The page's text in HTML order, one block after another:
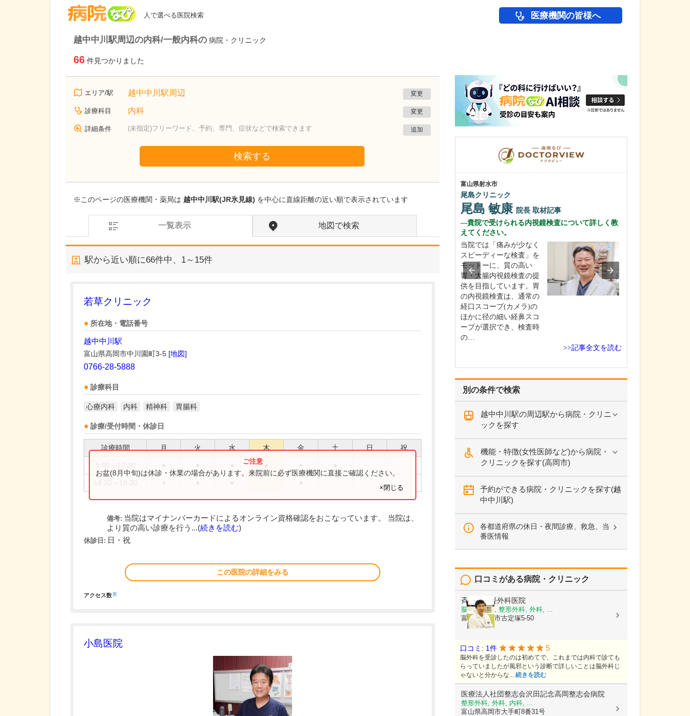
人で選べる医院検索 医療機関の皆様へ
越中中川駅周辺の内科/一般内科の 病院・クリニック
66 件見つかりました
エリア/駅 越中中川駅周辺 変更
診療科目 内科 変更
詳細条件 (未指定)フリーワード、予約、専門、症状などで検索できます 追加
検索する
※このページの医療機関・薬局は 越中中川駅(JR氷見線) を中心に直線距離の近い順で表示されています
一覧表示 地図で検索
駅から近い順に66件中、 1～15件
若草クリニック
所在地・電話番号
越中中川駅
富山県高岡市中川園町3-5 [地図]
0766-28-5888
診療科目
心療内科 内科 精神科 胃腸科
診療/受付時間・休診日
診療時間 月 火 水 木 金 土 日 祝
お盆(8月中旬)は休診・休業の場合があります。来院前に必ず医療機関に直接ご確認ください。
×閉じる
備考: 当院はマイナンバーカードによるオンライン資格確認をおこなっています。 当院は、
より質の高い診療を行う...(続きを読む)
休診日: 日・祝
この医院の詳細をみる
アクセス数※
小島医院
別の条件で検索
越中中川駅の周辺駅から病院・クリニ
ックを探す
機能・特徴(女性医師など)から病院・
クリニックを探す(高岡市)
予約ができる病院・クリニックを探す(越
中中川駅)
各都道府県の休日・夜間診療、救急、当
番医情報
口コミがある病院・クリニック
斉藤脳神経外科医院
脳神経外科, 整形外科, 外科, ...
富山県高岡市古定塚5-50
口コミ: 1件 5
脳外科を受診したのは初めてで、これまでは内科で診ても
らっていましたが風邪という診断で詳しいことは脳外科じ
ゃないと分からな... 続きを読む
医療法人社団整志会沢田記念高岡整志会病院
整形外科, 外科, 内科, ...
富山県高岡市大手町8番31号
富山県射水市
尾島クリニック
尾島 敏康 院長 取材記事
貴院で受けられる内視鏡検査について詳しく教
えてください。
当院では「痛みが少なく
スピーディーな検査」を
モットーに、質の高い
胃・大腸内視鏡検査の提
供を目指しています。胃
の内視鏡検査は、通常の
経口スコープ(カメラ)の
ほかに径の細い経鼻スコ
ープが選択でき、検査時
の…
>>記事全文を読む
岩手県盛岡市
松尾医院
貴院では、痔の手術も受けられるのでしょうか?
はい。当院では日帰り手
術に対応しており、例え